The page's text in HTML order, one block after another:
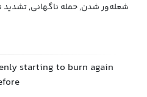
شعله‌ور شدن, حمله ناگهانی, تشدید
starting to burn again